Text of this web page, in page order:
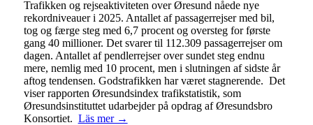
Trafikken og rejseaktiviteten over Øresund nåede nye
rekordniveauer i 2025. Antallet af passagerrejser med bil,
tog og færge steg med 6,7 procent og oversteg for første
gang 40 millioner. Det svarer til 112.309 passagerrejser om
dagen. Antallet af pendlerrejser over sundet steg endnu
mere, nemlig med 10 procent, men i slutningen af sidste år
aftog tendensen. Godstrafikken har været stagnerende. Det
viser rapporten Øresundsindex trafikstatistik, som
Øresundsinstituttet udarbejder på opdrag af Øresundsbro
Konsortiet. Läs mer →